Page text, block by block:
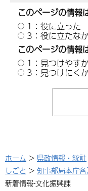
このページの情報
1：役に立った
3：役に立たな
このページの情報
1：見つけやす
3：見つけにく
ホーム > 県政情報・統計
しごと > 知事部局本庁
新着情報-文化振興課